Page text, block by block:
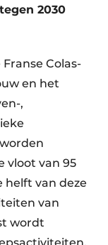
2030
Colas-
en het
,
vloot van 95
helft van deze
van
wordt